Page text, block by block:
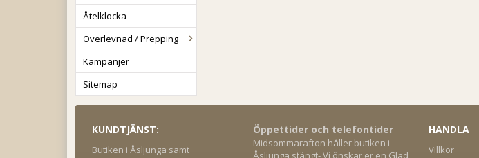
Åtelklocka
Överlevnad / Prepping
Kampanjer
Sitemap
KUNDTJÄNST:
Butiken i Åsljunga samt
Öppettider och telefontider
Midsommarafton håller butiken i
Åsljunga stängt- Vi önskar er en Glad
HANDLA
Villkor